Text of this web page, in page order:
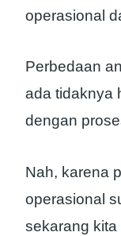
operasional
Perbedaan
ada tidaknya
dengan
Nah, karena
operasional
sekarang